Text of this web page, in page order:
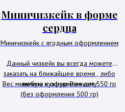
Миничизкейк в форме
сердца
Миничизкейк с ягодным оформлением
Данный чизкейк вы всегда можете
заказать на ближайшее время , либо
любую нужную Вам дату
Вес миничиза с оформлением 550 гр
(без оформления 500 гр)